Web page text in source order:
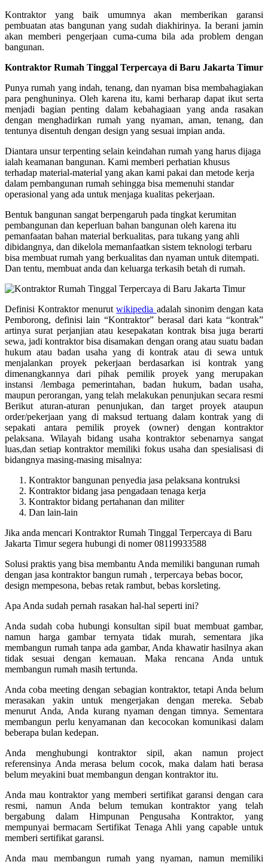
Kontraktor yang baik umumnya akan memberikan garansi
pembuatan atas bangunan yang sudah diakhirinya. Ia berani jamin
akan memberi pengerjaan cuma-cuma bila ada problem dengan
bangunan.
Kontraktor Rumah Tinggal Terpercaya di Baru Jakarta Timur
Punya rumah yang indah, tenang, dan nyaman bisa membahagiakan
para penghuninya. Oleh karena itu, kami berharap dapat ikut serta
menjadi bagian penting dalam kebahagiaan yang anda rasakan
dengan menghadirkan rumah yang nyaman, aman, tenang, dan
tentunya disentuh dengan design yang sesuai impian anda.
Diantara unsur terpenting selain keindahan rumah yang harus dijaga
ialah keamanan bangunan. Kami memberi perhatian khusus
terhadap material-material yang akan kami pakai dan metode kerja
dalam pembangunan rumah sehingga bisa memenuhi standar
operasional yang ada untuk menjaga kualitas pekerjaan.
Bentuk bangunan sangat berpengaruh pada tingkat kerumitan
pembangunan dan keperluan bahan bangunan oleh karena itu
pemanfaatan bahan material berkualitas, para tukang yang ahli
dibidangnya, dan dikelola memanfaatkan sistem teknologi terbaru
bisa membuat rumah yang berkualitas dan nyaman untuk ditempati.
Dan tentu, membuat anda dan keluarga terkasih betah di rumah.
Definisi Kontraktor menurutwikipedia adalah sinonim dengan kata
Pemborong, definisi lain “Kontraktor” berasal dari kata “kontrak”
artinya surat perjanjian atau kesepakatan kontrak bisa juga berarti
sewa, jadi kontraktor bisa disamakan dengan orang atau suatu badan
hukum atau badan usaha yang di kontrak atau di sewa untuk
menjalankan proyek pekerjaan berdasarkan isi kontrak yang
dimenangkannya dari pihak pemilik proyek yang merupakan
instansi /lembaga pemerintahan, badan hukum, badan usaha,
maupun perorangan, yang telah melakukan penunjukan secara resmi
Berikut aturan-aturan penunjukan, dan target proyek ataupun
order/pekerjaan yang di maksud tertuang dalam kontrak yang di
sepakati antara pemilik proyek (owner) dengan kontraktor
pelaksana. Wilayah bidang usaha kontraktor sebenarnya sangat
luas,dan setiap kontraktor memiliki fokus usaha dan spesialisasi di
bidangnya masing-masing misalnya:
Kontraktor bangunan penyedia jasa pelaksana kontruksi
Kontraktor bidang jasa pengadaan tenaga kerja
Kontraktor bidang pertahanan dan militer
Dan lain-lain
Jika anda mencari Kontraktor Rumah Tinggal Terpercaya di Baru
Jakarta Timur segera hubungi di nomer 08119933588
Solusi praktis yang bisa membantu Anda memiliki bangunan rumah
dengan jasa kontraktor bangun rumah , terpercaya bebas bocor,
design mempesona, bebas retak rambut, bebas korsleting.
Apa Anda sudah pernah rasakan hal-hal seperti ini?
Anda sudah coba hubungi konsultan sipil buat membuat gambar,
namun harga gambar ternyata tidak murah, sementara jika
membangun rumah tanpa ada gambar, Anda khawatir hasilnya akan
tidak sesuai dengan kemauan. Maka rencana Anda untuk
membangun rumah masih tertunda.
Anda coba meeting dengan sebagian kontraktor, tetapi Anda belum
merasakan yakin untuk mengerjakan dengan mereka. Sebab
menurut Anda, Anda kurang nyaman dengan timnya. Sementara
membangun perlu kenyamanan dan kecocokan komunikasi dalam
beberapa bulan kedepan.
Anda menghubungi kontraktor sipil, akan namun project
referensinya Anda merasa belum cocok, maka dalam hati berasa
belum meyakini buat membangun dengan kontraktor itu.
Anda mau kontraktor yang memberi sertifikat garansi dengan cara
resmi, namun Anda belum temukan kontraktor yang telah
bergabung dalam Himpunan Pengusaha Kontraktor, yang
mempunyai bermacam Sertifikat Tenaga Ahli yang capable untuk
memberi sertifikat garansi.
Anda mau membangun rumah yang nyaman, namun memiliki